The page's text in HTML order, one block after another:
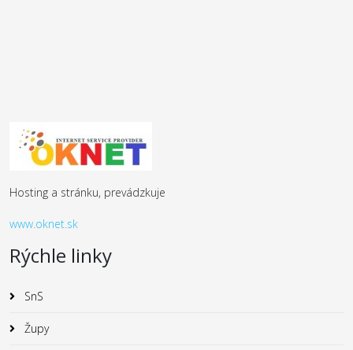
Hosting a stránku, prevádzkuje
www.oknet.sk
Rýchle linky
SnS
Župy